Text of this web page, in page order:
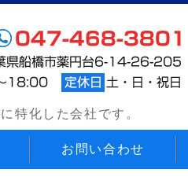
務 省エネテクノサービス
特化した会社です。
お問い合わせ